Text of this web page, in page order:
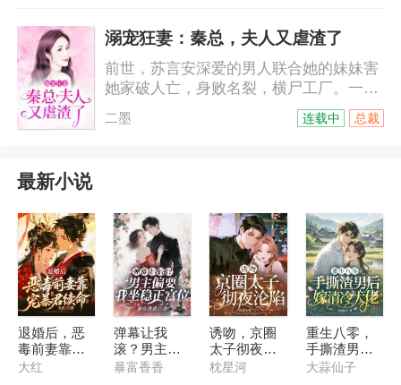
才是真正的不归路。某天陆爷忽然醒悟，
全方位无孔不入渗透顾小姐的生活。
溺宠狂妻：秦总，夫人又虐渣了
前世，苏言安深爱的男人联合她的妹妹害
她家破人亡，身败名裂，横尸工厂。一朝
重生回十八岁，她要改写命运，手撕渣
男！玩虐白莲花！只是，这个她不想沾染
二墨 总裁
连载中
最新小说
退婚后，恶
毒前妻靠宠
暴君续命
大红
弹幕让我
滚？男主偏
要我坐稳正
暴富香香
诱吻，京圈
太子彻夜沦
陷
枕星河
重生八零，
手撕渣男后
嫁清冷大佬
大蒜仙子